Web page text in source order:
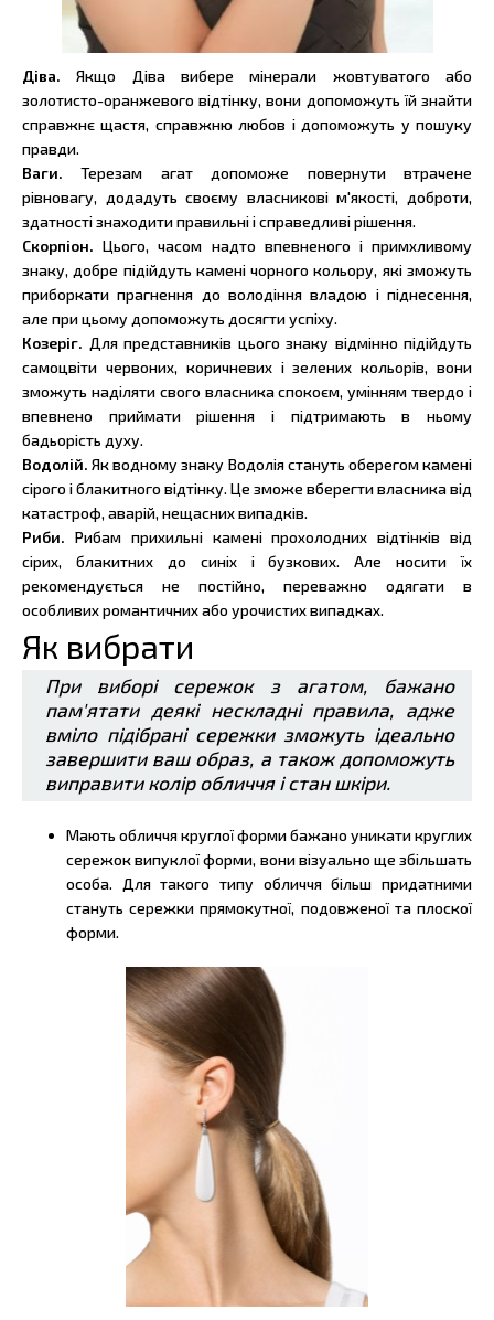
Діва.Якщо Діва вибере мінерали жовтуватого або
золотисто-оранжевого відтінку, вони допоможуть їй знайти
справжнє щастя, справжню любов і допоможуть у пошуку
правди.
Ваги.Терезам агат допоможе повернути втрачене
рівновагу, додадуть своєму власникові м'якості, доброти,
здатності знаходити правильні і справедливі рішення.
Скорпіон.Цього, часом надто впевненого і примхливому
знаку, добре підійдуть камені чорного кольору, які зможуть
приборкати прагнення до володіння владою і піднесення,
але при цьому допоможуть досягти успіху.
Козеріг. Для представників цього знаку відмінно підійдуть
самоцвіти червоних, коричневих і зелених кольорів, вони
зможуть наділяти свого власника спокоєм, умінням твердо і
впевнено приймати рішення і підтримають в ньому
бадьорість духу.
Водолій.Як водному знаку Водолія стануть оберегом камені
сірого і блакитного відтінку. Це зможе вберегти власника від
катастроф, аварій, нещасних випадків.
Риби. Рибам прихильні камені прохолодних відтінків від
сірих, блакитних до синіх і бузкових. Але носити їх
рекомендується не постійно, переважно одягати в
особливих романтичних або урочистих випадках.
Як вибрати
При виборі сережок з агатом, бажано
пам'ятати деякі нескладні правила, адже
вміло підібрані сережки зможуть ідеально
завершити ваш образ, а також допоможуть
виправити колір обличчя і стан шкіри.
Мають обличчя круглої форми бажано уникати круглих
сережок випуклої форми, вони візуально ще збільшать
особа. Для такого типу обличчя більш придатними
стануть сережки прямокутної, подовженої та плоскої
форми.